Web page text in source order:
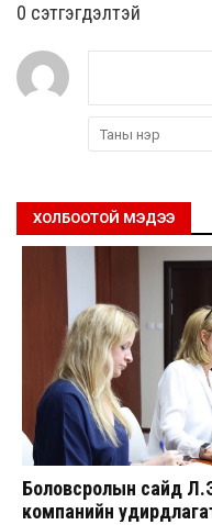
0 cэтгэгдэлтэй
ХОЛБООТОЙ МЭДЭЭ
Боловсролын сайд
компанийн